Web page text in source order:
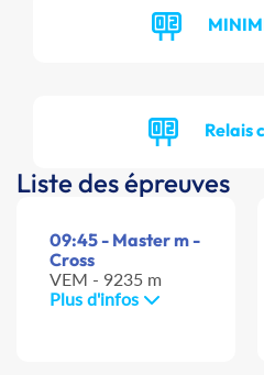
Relais
Liste des épreuves
09:45 - Master m -
Cross
VEM - 9235 m
Plus d'infos